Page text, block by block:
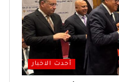
أحدث الاخبار